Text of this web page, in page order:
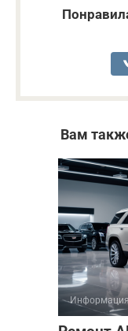
Вам
Информация